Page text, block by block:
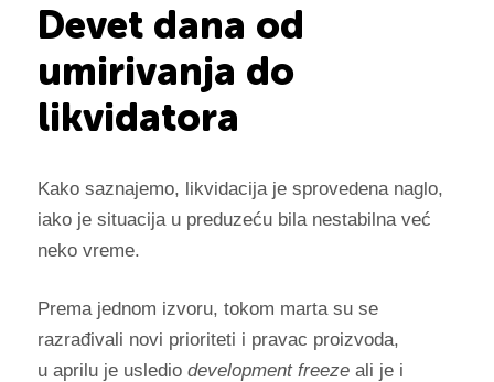
Devet dana od
umirivanja do
likvidatora
Kako saznajemo, likvidacija je sprovedena naglo,
iako je situacija u preduzeću bila nestabilna već
neko vreme.
Prema jednom izvoru, tokom marta su se
razrađivali novi prioriteti i pravac proizvoda,
u aprilu je usledio development freezeali je i